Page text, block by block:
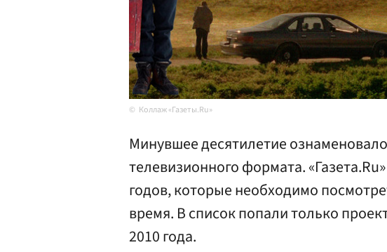
Коллаж «Газеты.Ru»
Минувшее десятилетие
телевизионного формата.
годов, которые необходимо
время. В список попали только
2010 года.